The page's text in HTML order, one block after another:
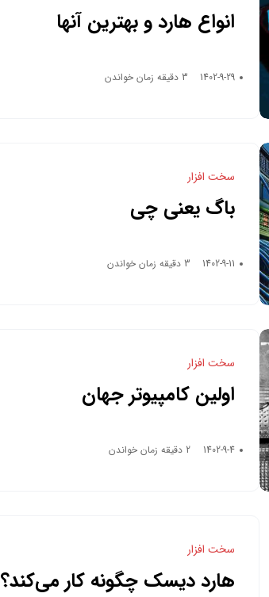
انواع هارد و بهترین آنها
1402-9-29 3 دقیقه زمان خواندن
سخت افزار
باگ یعنی چی
1402-9-11 3 دقیقه زمان خواندن
سخت افزار
اولین کامپیوتر جهان
1402-9-4 2 دقیقه زمان خواندن
سخت افزار
هارد دیسک چگونه کار می‌کند؟